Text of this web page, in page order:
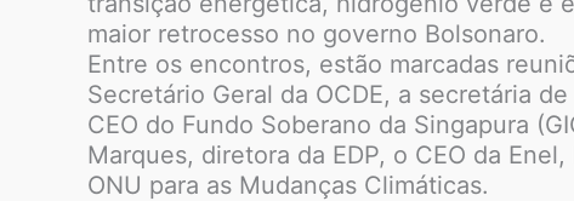
maior retrocesso no governo Bolsonaro.
Entre os encontros, estão marcadas
Secretário Geral da OCDE, a secretária
CEO do Fundo Soberano da Singapura
Marques, diretora da EDP, o CEO da
ONU para as Mudanças Climáticas.